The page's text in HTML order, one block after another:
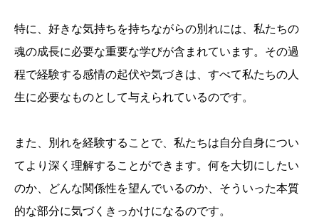
特に、好きな気持ちを持ちながらの別れには、私たちの
魂の成長に必要な重要な学びが含まれています。その過
程で経験する感情の起伏や気づきは、すべて私たちの人
生に必要なものとして与えられているのです。
また、別れを経験することで、私たちは自分自身につい
てより深く理解することができます。何を大切にしたい
のか、どんな関係性を望んでいるのか、そういった本質
的な部分に気づくきっかけになるのです。